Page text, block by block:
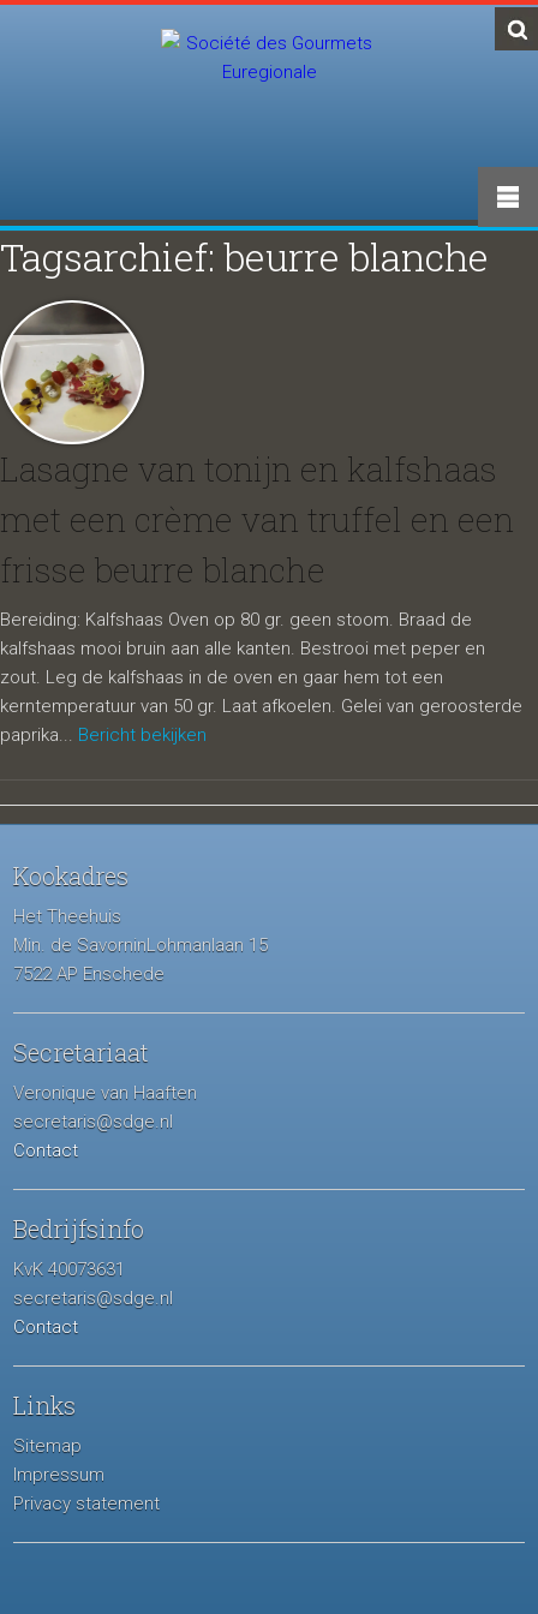
Tagsarchief: beurre blanche
Lasagne van tonijn en kalfshaas
met een crème van truffel en een
frisse beurre blanche
Bereiding: Kalfshaas Oven op 80 gr. geen stoom. Braad de
kalfshaas mooi bruin aan alle kanten. Bestrooi met peper en
zout. Leg de kalfshaas in de oven en gaar hem tot een
kerntemperatuur van 50 gr. Laat afkoelen. Gelei van geroosterde
paprika... Bericht bekijken
Kookadres
Het Theehuis
Min. de SavorninLohmanlaan 15
7522 AP Enschede
Secretariaat
Veronique van Haaften
secretaris@sdge.nl
Contact
Bedrijfsinfo
KvK 40073631
secretaris@sdge.nl
Contact
Links
Sitemap
Impressum
Privacy statement